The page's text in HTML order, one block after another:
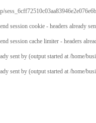
session cookie - headers already
session cache limiter - headers
sent by (output started at /home/
sent by (output started at /home/